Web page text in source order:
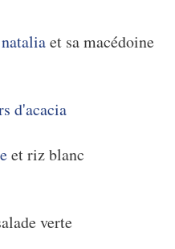
et sa macédoine
d'acacia
et riz blanc
verte